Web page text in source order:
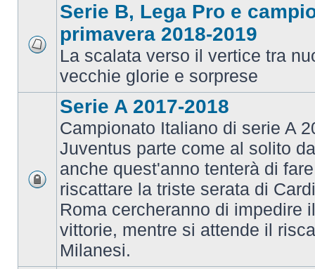
Serie B, Lega Pro e
primavera 2018-2019
La scalata verso il vertice tra
vecchie glorie e sorprese
Serie A 2017-2018
Campionato Italiano di serie A
Juventus parte come al solito
anche quest'anno tenterà di
riscattare la triste serata di
Roma cercheranno di impedire
vittorie, mentre si attende il
Milanesi.